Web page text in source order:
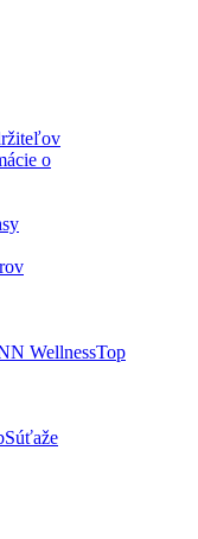
o
WellnessTop
Súťaže